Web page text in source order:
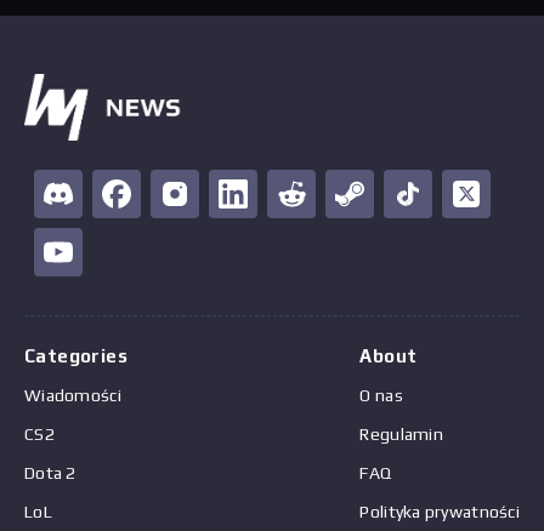
Categories
Wiadomości
CS2
Dota 2
LoL
About
O nas
Regulamin
FAQ
Polityka prywatności